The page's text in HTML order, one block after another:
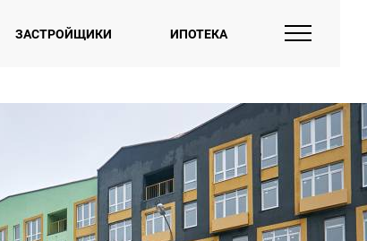
ЗАСТРОЙЩИКИ ИПОТЕКА